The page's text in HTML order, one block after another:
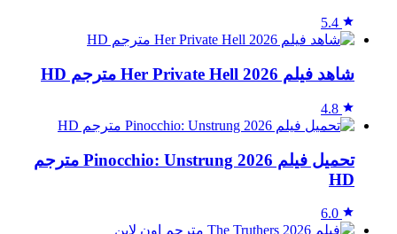
5.4
شاهد فيلم Her Private Hell 2026 مترجم HD
4.8
تحميل فيلم Pinocchio: Unstrung 2026 مترجم
HD
6.0